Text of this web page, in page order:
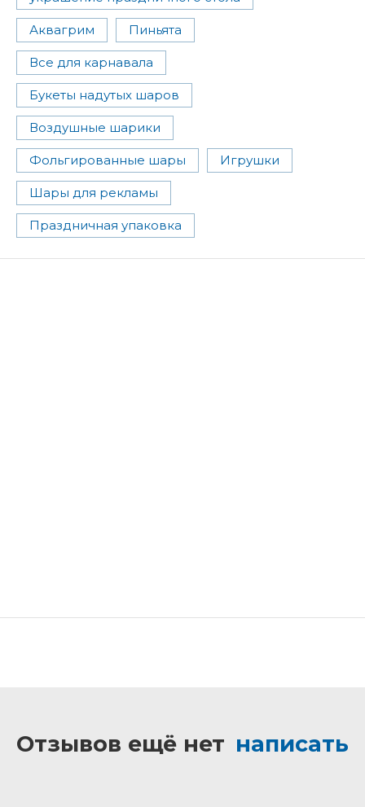
Аквагрим Пиньята
Все для карнавала
Букеты надутых шаров
Воздушные шарики
Фольгированные шары Игрушки
Шары для рекламы
Праздничная упаковка
Отзывов ещё нет написать